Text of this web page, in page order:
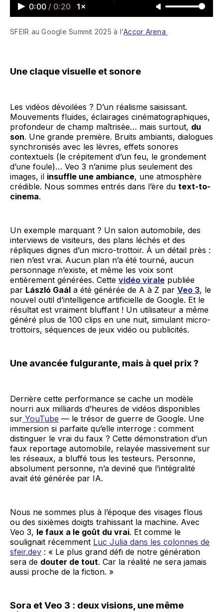
0:00 / 0:20 1×
SFEIR au Google Summit 2025 à l'Accor Arena
Une claque visuelle et sonore
Les vidéos dévoilées ? D’un réalisme saisissant.
Mouvements fluides, éclairages cinématographiques,
profondeur de champ maîtrisée… mais surtout, du
son. Une grande première. Bruits ambiants, dialogues
synchronisés avec les lèvres, effets sonores
contextuels (le crépitement d’un feu, le grondement
d’une foule)… Veo 3 n’anime plus seulement des
images, il insuffle une ambiance, une atmosphère
crédible. Nous sommes entrés dans l’ère du text-to-
cinema.
Un exemple marquant ? Un salon automobile, des
interviews de visiteurs, des plans léchés et des
répliques dignes d’un micro-trottoir. À un détail près :
rien n’est vrai. Aucun plan n’a été tourné, aucun
personnage n’existe, et même les voix sont
entièrement générées. Cette vidéo virale publiée
par László Gaál a été générée de A à Z par Veo 3, le
nouvel outil d’intelligence artificielle de Google. Et le
résultat est vraiment bluffant ! Un utilisateur a même
généré plus de 100 clips en une nuit, simulant micro-
trottoirs, séquences de jeux vidéo ou publicités.
Une avancée fulgurante, mais à quel prix ?
Derrière cette performance se cache un modèle
nourri aux milliards d’heures de vidéos disponibles
sur YouTube — le trésor de guerre de Google. Une
immersion si parfaite qu’elle interroge : comment
distinguer le vrai du faux ? Cette démonstration d’un
faux reportage automobile, relayée massivement sur
les réseaux, a bluffé tous les testeurs. Personne,
absolument personne, n’a deviné que l’intégralité
avait été générée par IA.
Nous ne sommes plus à l’époque des visages flous
ou des sixièmes doigts trahissant la machine. Avec
Veo 3, le faux a le goût du vrai. Et comme le
soulignait récemment Luc Julia dans les colonnes de
sfeir.dev : « Le plus grand défi de notre génération
sera de douter de tout. Car la réalité ne sera jamais
aussi proche de la fiction. »
Sora et Veo 3 : deux visions, une même